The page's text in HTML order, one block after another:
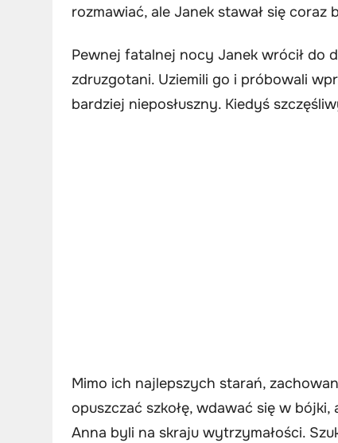
rozmawiać, ale Janek stawał się
Pewnej fatalnej nocy Janek wrócił do
zdruzgotani. Uziemili go i próbowali
bardziej nieposłuszny. Kiedyś
Mimo ich najlepszych starań,
opuszczać szkołę, wdawać się w
Anna byli na skraju wytrzymałości.